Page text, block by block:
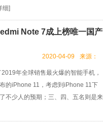
细]
Note 7成上榜唯一国产
来源：
2020-04-09
年全球销售最火爆的智能手机，
的iPhone 11，考虑到iPhone 11下
不少人的预期；三、四、五名则是来